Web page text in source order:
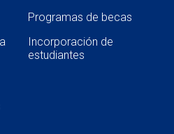
Programas de becas
Incorporación de
estudiantes